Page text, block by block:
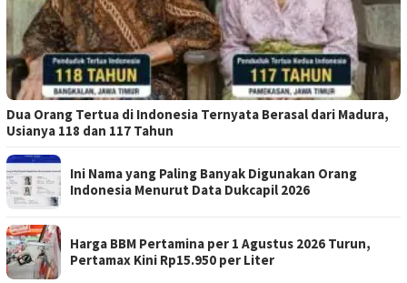
Dua Orang Tertua di Indonesia Ternyata Berasal dari Madura,
Usianya 118 dan 117 Tahun
Ini Nama yang Paling Banyak Digunakan Orang
Indonesia Menurut Data Dukcapil 2026
Harga BBM Pertamina per 1 Agustus 2026 Turun,
Pertamax Kini Rp15.950 per Liter